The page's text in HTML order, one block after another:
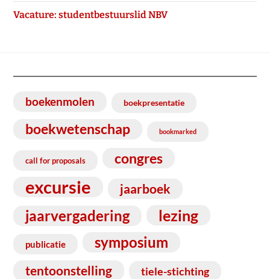
Vacature: studentbestuurslid NBV
boekenmolen boekpresentatie
boekwetenschap bookmarked
call for proposals congres
excursie jaarboek
jaarvergadering lezing
publicatie symposium
tentoonstelling tiele-stichting